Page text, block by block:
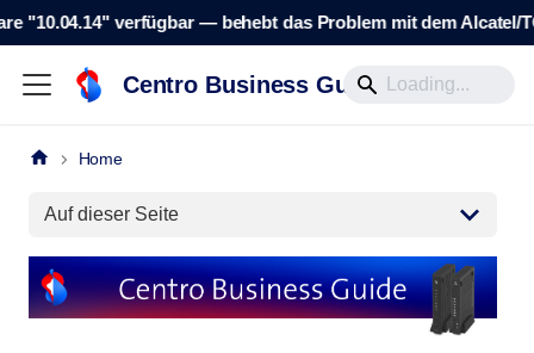
"10.04.14" verfügbar — behebt das Problem mit dem Alcatel/
Centro Business Guide
Home
Auf dieser Seite